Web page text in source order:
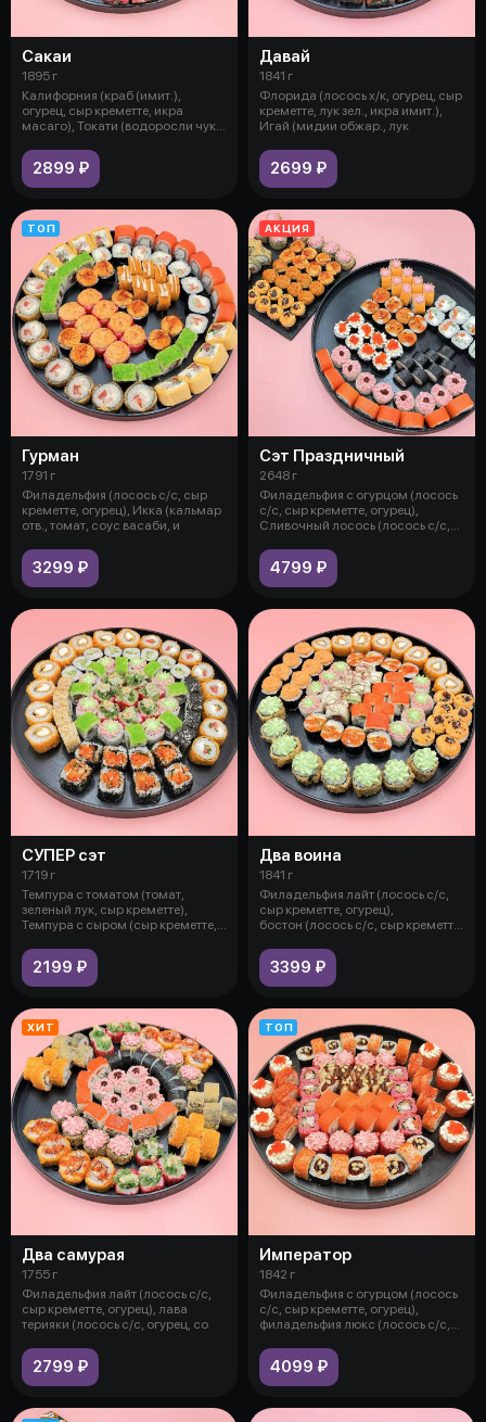
Сакаи
1895 г
Калифорния (краб (имит.),
огурец, сыр креметте, икра
масаго), Токати (водоросли чука,
2899 ₽
Давай
1841 г
Флорида (лосось х/к, огурец, сыр
креметте, лук зел., икра имит.),
Игай (мидии обжар., лук
2699 ₽
ТОП
Гурман
1791 г
Филадельфия (лосось с/с, сыр
креметте, огурец), Икка (кальмар
отв., томат, соус васаби, и
3299 ₽
АКЦИЯ
Сэт Праздничный
2648 г
Филадельфия с огурцом (лосось
с/с, сыр креметте, огурец),
Сливочный лосось (лосось с/с,
4799 ₽
СУПЕР сэт
1719 г
Темпура с томатом (томат,
зеленый лук, сыр креметте),
Темпура с сыром (сыр креметте,
2199 ₽
Два воина
1841 г
Филадельфия лайт (лосось с/с,
сыр креметте, огурец),
бостон (лосось с/с, сыр креметте,
3399 ₽
ХИТ
Два самурая
1755 г
Филадельфия лайт (лосось с/с,
сыр креметте, огурец), лава
терияки (лосось с/с, огурец, со
2799 ₽
ТОП
Император
1842 г
Филадельфия с огурцом (лосось
с/с, сыр креметте, огурец),
филадельфия люкс (лосось с/с,
4099 ₽